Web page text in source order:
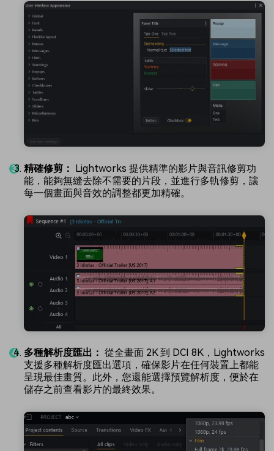
精確修剪： Lightworks 提供精準的影片與音訊修剪功
能，能夠無縫去除不需要的片段，並進行多軌修剪，讓
每一個畫面與音效的調整都更加精確。
多種解析度匯出： 從全畫面 2K 到 DCI 8K，Lightworks
支援多種解析度匯出選項，確保影片在任何裝置上都能
呈現最佳畫質。此外，您還能選擇預覽解析度，便於在
儲存之前查看影片的最終效果。